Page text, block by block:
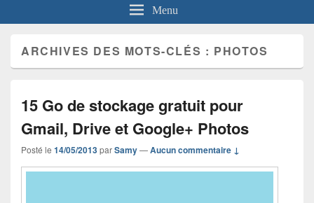
Menu
ARCHIVES DES MOTS-CLÉS : PHOTOS
15 Go de stockage gratuit pour
Gmail, Drive et Google+ Photos
Posté le 14/05/2013parSamy—Aucun commentaire ↓